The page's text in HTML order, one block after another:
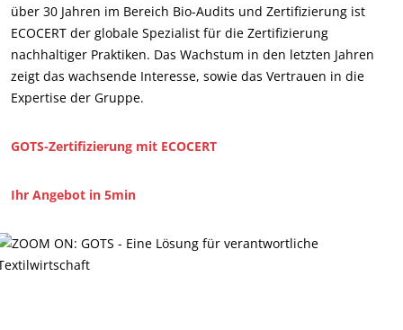
über 30 Jahren im Bereich Bio-Audits und Zertifizierung ist
ECOCERT der globale Spezialist für die Zertifizierung
nachhaltiger Praktiken. Das Wachstum in den letzten Jahren
zeigt das wachsende Interesse, sowie das Vertrauen in die
Expertise der Gruppe.
GOTS-Zertifizierung mit ECOCERT
Ihr Angebot in 5min